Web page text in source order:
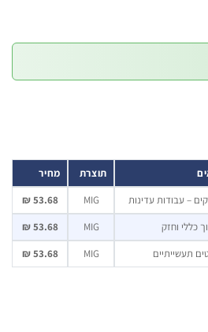
תוצרת
מחיר
– עבודות עדינות MIG
53.68 ₪
כללי וחזק MIG
53.68 ₪
תעשייתיים MIG
53.68 ₪